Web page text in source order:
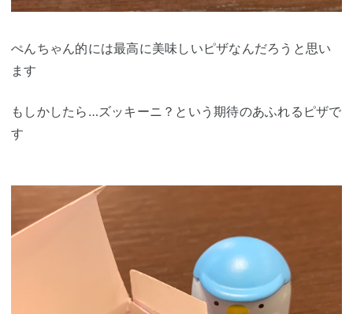
ぺんちゃん的には最高に美味しいピザなんだろうと思い
ます
もしかしたら…ズッキーニ？という期待のあふれるピザで
す